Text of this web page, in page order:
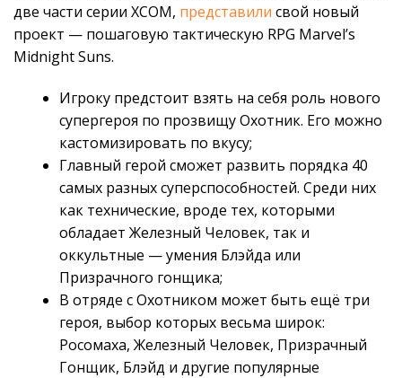
две части серии XCOM, представили свой новый
проект — пошаговую тактическую RPG Marvel’s
Midnight Suns.
Игроку предстоит взять на себя роль нового
супергероя по прозвищу Охотник. Его можно
кастомизировать по вкусу;
Главный герой сможет развить порядка 40
самых разных суперспособностей. Среди них
как технические, вроде тех, которыми
обладает Железный Человек, так и
оккультные — умения Блэйда или
Призрачного гонщика;
В отряде с Охотником может быть ещё три
героя, выбор которых весьма широк:
Росомаха, Железный Человек, Призрачный
Гонщик, Блэйд и другие популярные